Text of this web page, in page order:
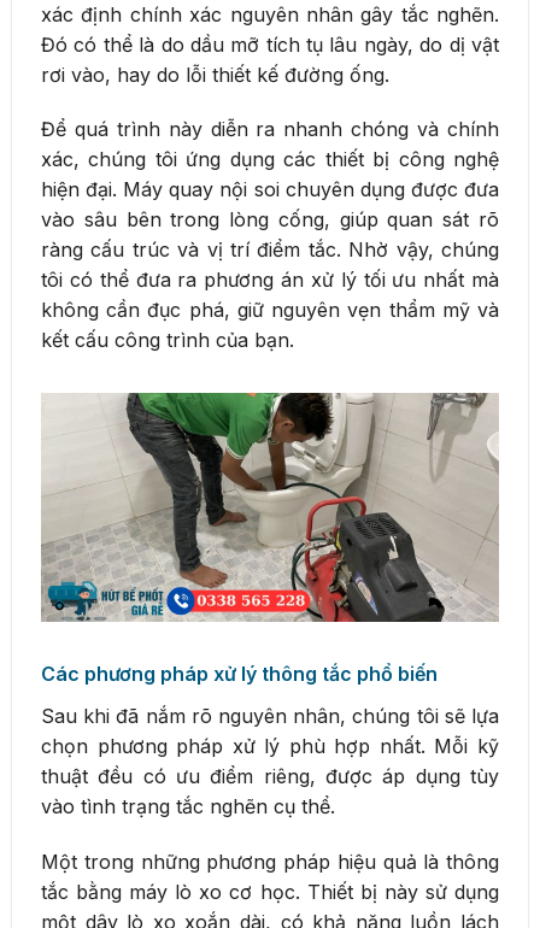
xác định chính xác nguyên nhân gây tắc nghẽn.
Đó có thể là do dầu mỡ tích tụ lâu ngày, do dị vật
rơi vào, hay do lỗi thiết kế đường ống.
Để quá trình này diễn ra nhanh chóng và chính
xác, chúng tôi ứng dụng các thiết bị công nghệ
hiện đại. Máy quay nội soi chuyên dụng được đưa
vào sâu bên trong lòng cống, giúp quan sát rõ
ràng cấu trúc và vị trí điểm tắc. Nhờ vậy, chúng
tôi có thể đưa ra phương án xử lý tối ưu nhất mà
không cần đục phá, giữ nguyên vẹn thẩm mỹ và
kết cấu công trình của bạn.
Các phương pháp xử lý thông tắc phổ biến
Sau khi đã nắm rõ nguyên nhân, chúng tôi sẽ lựa
chọn phương pháp xử lý phù hợp nhất. Mỗi kỹ
thuật đều có ưu điểm riêng, được áp dụng tùy
vào tình trạng tắc nghẽn cụ thể.
Một trong những phương pháp hiệu quả là thông
tắc bằng máy lò xo cơ học. Thiết bị này sử dụng
một dây lò xo xoắn dài, có khả năng luồn lách